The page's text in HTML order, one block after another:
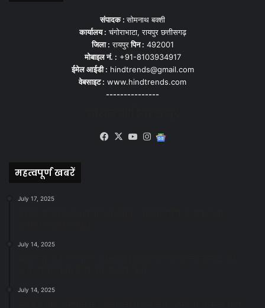
संपादक :सोमनाथ बक्शी
कार्यालय : चंगोराभाटा, रायपुर छत्तीसगढ़
जिला : रायपुरपिन : 492001
मोबाइल नं. : +91-8103934917
ईमेल आईडी : hindtrends@gmail.com
वेबसाइट : www.hindtrends.com
---------------
Facebook
X YouTubeInstagram
महत्वपूर्ण खबरें
July 17, 2025
July 14, 2025
July 14, 2025